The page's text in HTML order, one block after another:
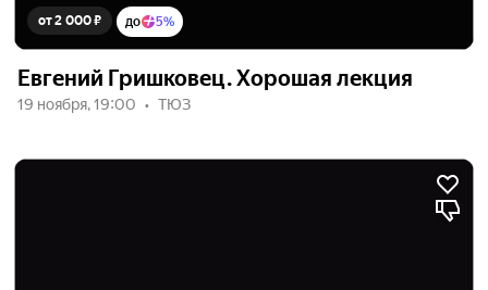
от 2 000 ₽ до 5%
Евгений Гришковец. Хорошая лекция
19 ноября, 19:00 ТЮЗ